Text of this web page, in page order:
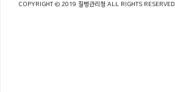
COPYRIGHT © 2019 질병관리청 ALL RIGHTS RESERVED.